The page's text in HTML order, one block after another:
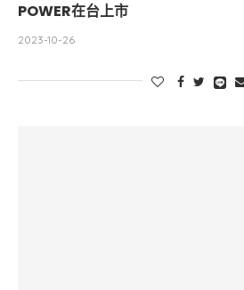
POWER在台上市
2023-10-26